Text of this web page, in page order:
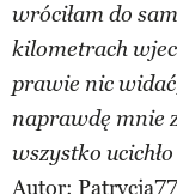
wróciłam do
kilometrach
prawie nic
naprawdę mnie
wszystko
Autor: